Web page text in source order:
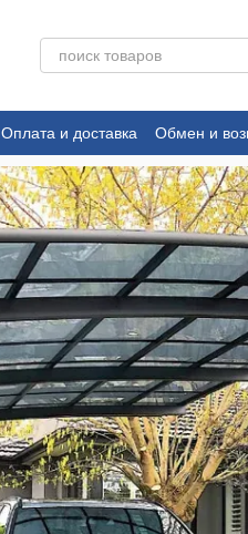
Оплата и доставка Обмен и